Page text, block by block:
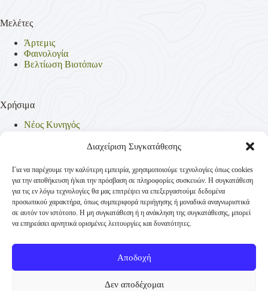
Διαχείριση Συγκατάθεσης
Για να παρέχουμε την καλύτερη εμπειρία, χρησιμοποιούμε τεχνολογίες όπως cookies
για την αποθήκευση ή/και την πρόσβαση σε πληροφορίες συσκευών. Η συγκατάθεση
για τις εν λόγω τεχνολογίες θα μας επιτρέψει να επεξεργαστούμε δεδομένα
προσωπικού χαρακτήρα, όπως συμπεριφορά περιήγησης ή μοναδικά αναγνωριστικά
σε αυτόν τον ιστότοπο. Η μη συγκατάθεση ή η ανάκληση της συγκατάθεσης, μπορεί
να επηρεάσει αρνητικά ορισμένες λειτουργίες και δυνατότητες.
Αποδοχή
Δεν αποδέχομαι
Μελέτες
Άρτεμις
Φαινολογία
Βελτίωση Βιοτόπων
Χρήσιμα
Νέος Κυνηγός
Νομοθεσία
Πολιτική Απορρήτου
Πολιτική Cookies (ΕΕ)
Επικοινωνία
Κυνηγετική Συνομοσπονδία Ελλάδος
TK 10431 Αθήνα
+30 210-3231271